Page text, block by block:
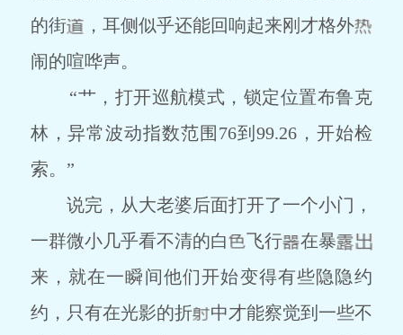
的街
，耳侧似乎还能回响起来刚才格外
闹的喧哗声。
“艹，打开巡航模式，锁定位置布鲁克
林，异常波动指数范围76到99.26，开始检
索。”
说完，从大老婆后面打开了一个小门，
一群微小几乎看不清的白
飞行
在暴
来，就在一瞬间他们开始变得有些隐隐约
约，只有在光影的折
中才能察觉到一些不